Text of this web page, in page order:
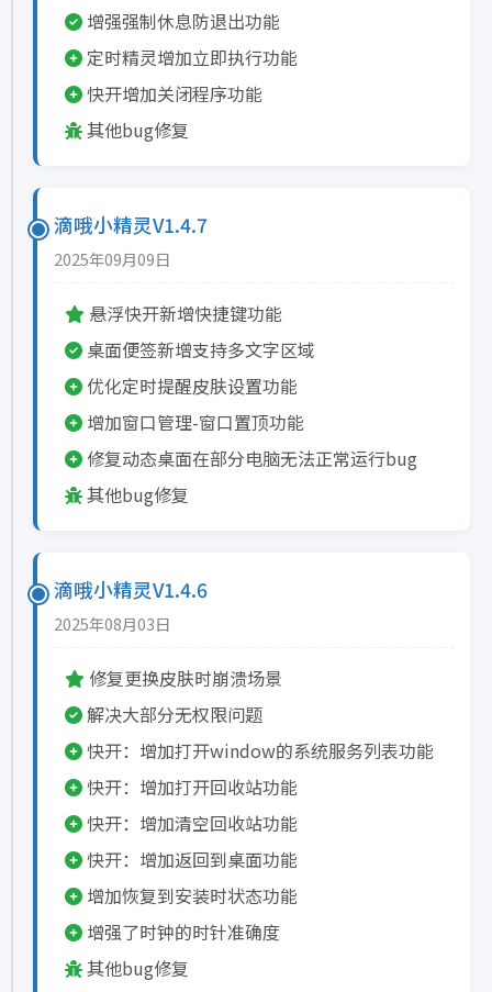
增强强制休息防退出功能
定时精灵增加立即执行功能
快开增加关闭程序功能
其他bug修复
滴哦小精灵V1.4.7
2025年09月09日
悬浮快开新增快捷键功能
桌面便签新增支持多文字区域
优化定时提醒皮肤设置功能
增加窗口管理-窗口置顶功能
修复动态桌面在部分电脑无法正常运行bug
其他bug修复
滴哦小精灵V1.4.6
2025年08月03日
修复更换皮肤时崩溃场景
解决大部分无权限问题
快开：增加打开window的系统服务列表功能
快开：增加打开回收站功能
快开：增加清空回收站功能
快开：增加返回到桌面功能
增加恢复到安装时状态功能
增强了时钟的时针准确度
其他bug修复